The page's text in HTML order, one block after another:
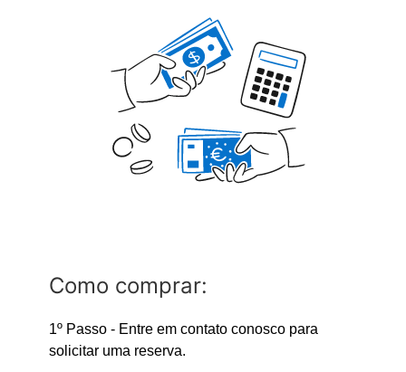
Como comprar:
1º Passo - Entre em contato conosco para
solicitar uma reserva.